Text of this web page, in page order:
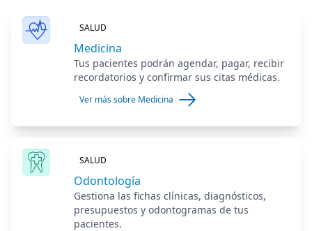
SALUD
Medicina
Tus pacientes podrán agendar, pagar, recibir
recordatorios y confirmar sus citas médicas.
Ver más sobre Medicina
SALUD
Odontología
Gestiona las fichas clínicas, diagnósticos,
presupuestos y odontogramas de tus
pacientes.